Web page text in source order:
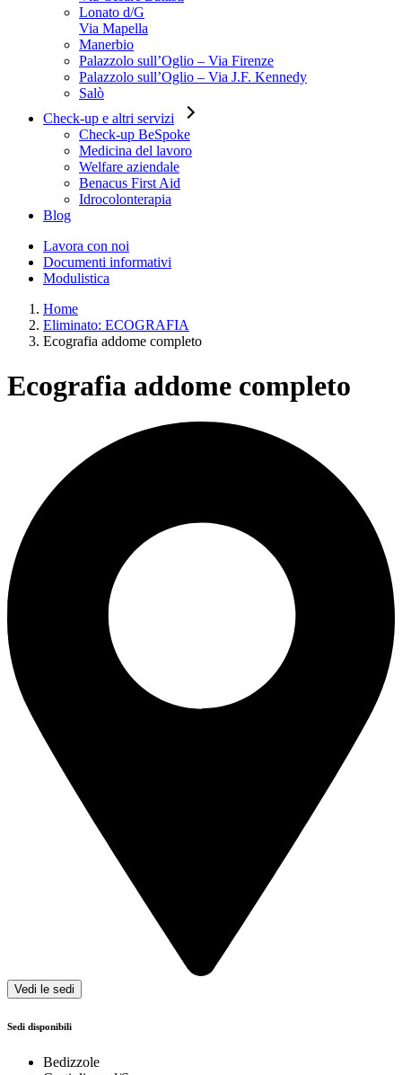
Lonato d/G
Via Mapella
Manerbio
Palazzolo sull’Oglio – Via Firenze
Palazzolo sull’Oglio – Via J.F. Kennedy
Salò
Check-up e altri servizi
Check-up BeSpoke
Medicina del lavoro
Welfare aziendale
Benacus First Aid
Idrocolonterapia
Blog
Lavora con noi
Documenti informativi
Modulistica
Home
Eliminato: ECOGRAFIA
Ecografia addome completo
Ecografia addome completo
Vedi le sedi
Sedi disponibili
Bedizzole